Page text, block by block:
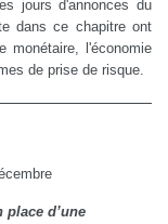
jours d'annonces du
dans ce chapitre ont
monétaire, l'économie
de prise de risque.
place d’une